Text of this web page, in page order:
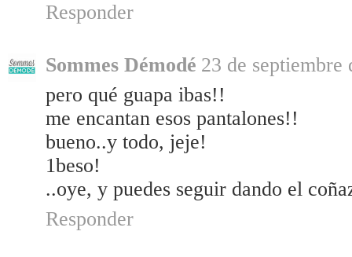
Responder
Sommes Démodé 23 de septiembre
pero qué guapa ibas!!
me encantan esos pantalones!!
bueno..y todo, jeje!
1beso!
..oye, y puedes seguir dando el
Responder